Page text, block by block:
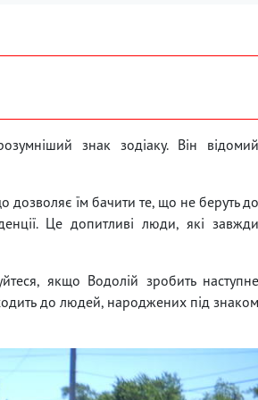
знак зодіаку. Він відомий
дозволяє їм бачити те, що не беруть до
Це допитливі люди, які завжди
якщо Водолій зробить наступне
до людей, народжених під знаком